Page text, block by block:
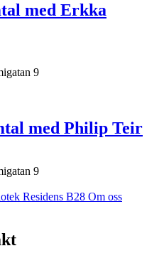
med Erkka
9
med Philip Teir
9
Residens B28 Om oss